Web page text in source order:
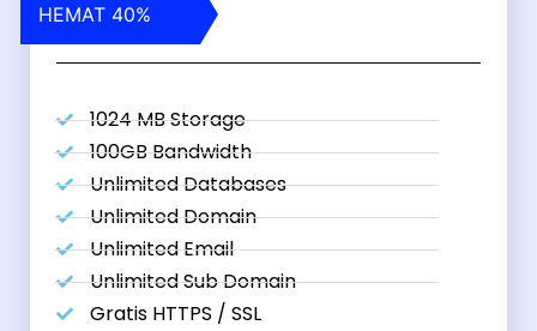
HEMAT 40%
1024 MB Storage
100GB Bandwidth
Unlimited Databases
Unlimited Domain
Unlimited Email
Unlimited Sub Domain
Gratis HTTPS / SSL